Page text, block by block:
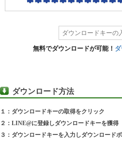
無料でダウンロードが可能！
ダウンロード方法
１：ダウンロードキーの取得をクリック
２：LINE@に登録しダウンロードキーを獲得
３：ダウンロードキーを入力しダウンロード